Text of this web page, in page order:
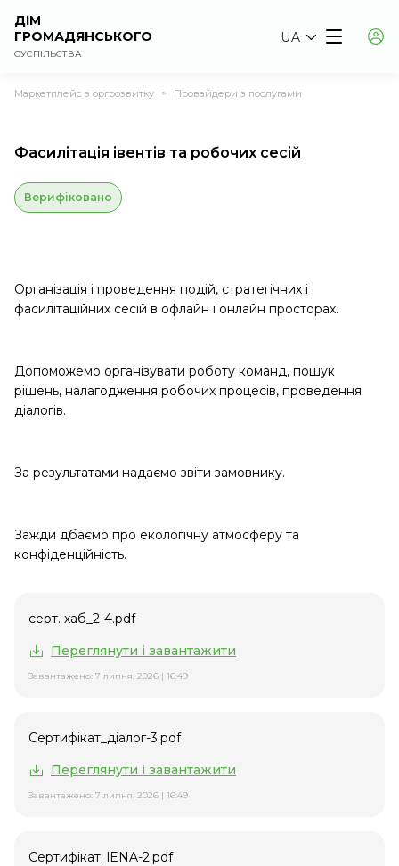
ДІМ
ГРОМАДЯНСЬКОГО
СУСПІЛЬСТВА
UA
Маркетплейс з оргрозвитку > Провайдери з послугами
Фасилітація івентів та робочих сесій
Верифіковано
Організація і проведення подій, стратегічних і
фасилітаційних сесій в офлайн і онлайн просторах.
Допоможемо організувати роботу команд, пошук
рішень, налагодження робочих процесів, проведення
діалогів.
За результатами надаємо звіти замовнику.
Зажди дбаємо про екологічну атмосферу та
конфіденційність.
серт. хаб_2-4.pdf
Переглянути і завантажити
Завантажено: 7 липня, 2026 | 16:49
Сертифікат_діалог-3.pdf
Переглянути і завантажити
Завантажено: 7 липня, 2026 | 16:49
Сертифікат_lENA-2.pdf